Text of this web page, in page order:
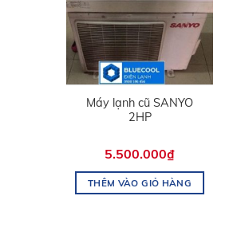
Máy lạnh cũ SANYO
2HP
5.500.000₫
THÊM VÀO GIỎ HÀNG